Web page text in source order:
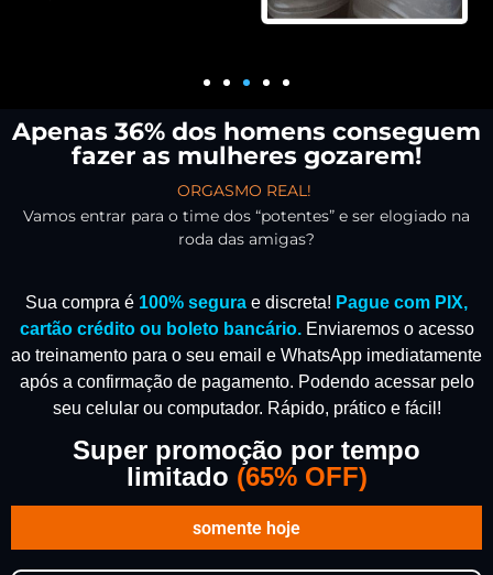
Apenas 36% dos homens conseguem
fazer as mulheres gozarem!
ORGASMO REAL!
Vamos entrar para o time dos “potentes” e ser elogiado na
roda das amigas?
Sua compra é 100% segura e discreta! Pague com PIX,
cartão crédito ou boleto bancário. Enviaremos o acesso
ao treinamento para o seu email e WhatsApp imediatamente
após a confirmação de pagamento. Podendo acessar pelo
seu celular ou computador. Rápido, prático e fácil!
Super promoção por tempo
limitado (65% OFF)
somente hoje